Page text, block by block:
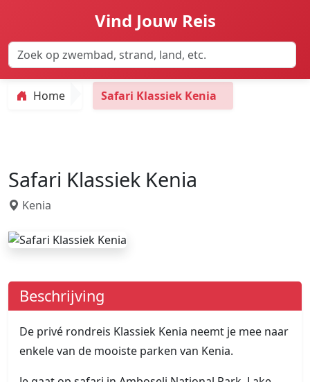
Vind Jouw Reis
Home Safari Klassiek Kenia
Safari Klassiek Kenia
Kenia
Beschrijving
De privé rondreis Klassiek Kenia neemt je mee naar
enkele van de mooiste parken van Kenia.